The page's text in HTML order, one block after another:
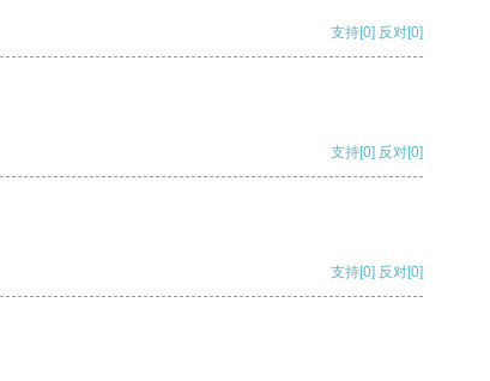
支持[0] 反对[0]
支持[0] 反对[0]
支持[0] 反对[0]